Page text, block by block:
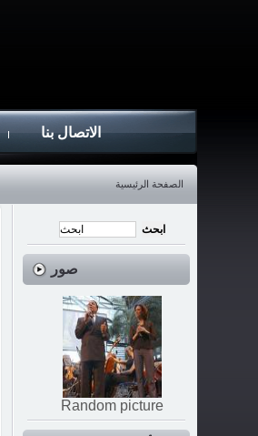
الاتصال بنا
الصفحة الرئيسية
صور
Random picture